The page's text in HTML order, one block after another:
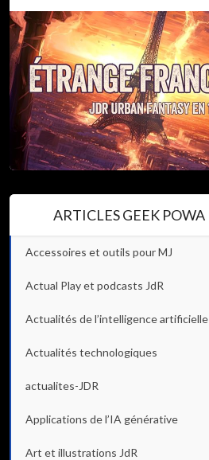
ARTICLES GEEK POWA
Accessoires et outils pour MJ
Actual Play et podcasts JdR
Actualités de l’intelligence artificielle
Actualités technologiques
actualites-JDR
Applications de l’IA générative
Art et illustrations JdR